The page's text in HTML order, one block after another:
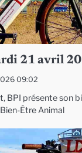
21 avril
09:02
BPI présente son
Être Animal